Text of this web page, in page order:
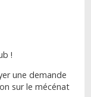
!
une demande
sur le mécénat